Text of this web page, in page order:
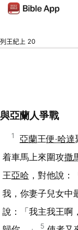
列王紀上 20
與亞蘭人爭戰
1 亞蘭王便‧哈達
着車馬上來圍攻撒
王亞哈 ，對他說：
我，你妻子兒女中
說：「我主我王啊
5